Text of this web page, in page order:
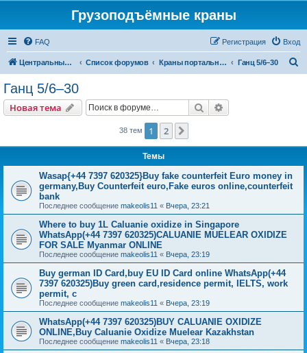
Грузоподъёмные краны
FAQ Вход
Регистрация
Центральный сайт Список форумов Краны портальные Ганц 5/6–30
Ганц 5/6–30
Новая тема Поиск
38 тем 1 2
Темы
Wasap{+44 7397 620325}Buy fake counterfeit Euro money in
germany,Buy Counterfeit euro,Fake euros online,counterfeit
bank
Последнее сообщение makeolis11 « Вчера, 23:21
Where to buy 1L Caluanie oxidize in Singapore
WhatsApp(+44 7397 620325)CALUANIE MUELEAR OXIDIZE
FOR SALE Myanmar ONLINE
Последнее сообщение makeolis11 « Вчера, 23:19
Buy german ID Card,buy EU ID Card online WhatsApp(+44
7397 620325)Buy green card,residence permit, IELTS, work
permit, c
Последнее сообщение makeolis11 « Вчера, 23:19
WhatsApp(+44 7397 620325)BUY CALUANIE OXIDIZE
ONLINE,Buy Caluanie Oxidize Muelear Kazakhstan
Последнее сообщение makeolis11 « Вчера, 23:18